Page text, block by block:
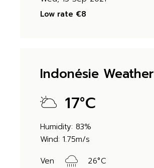
Low rate €8
Indonésie Weather
17°C
Humidity: 83%
Wind: 1.75m/s
Ven
26°C